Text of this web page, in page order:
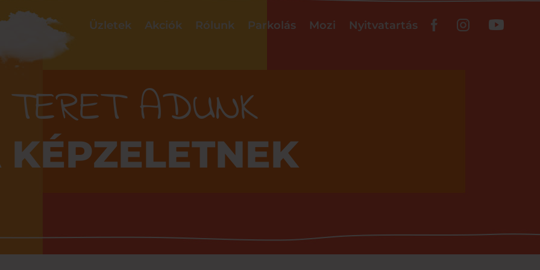
Üzletek Akciók Rólunk Parkolás Mozi Nyitvatartás
TERET ADUNK